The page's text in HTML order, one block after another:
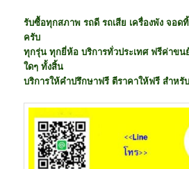
รับซื้อทุกสภาพ รถดี รถเสีย เครื่องพัง จอด
ครับ
ทุกรุ่น ทุกยี่ห้อ บริการทั่วประเทศ ฟรีค่าขน
ใดๆ ทั้งสิ้น
บริการให้คำปรึกษาฟรี ตีราคาให้ฟรี สำหรั